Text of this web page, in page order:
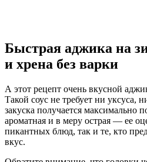
Быстрая аджика на
и хрена без варки
А этот рецепт очень вкусной
Такой соус не требует ни уксуса,
закуска получается максимально
ароматная и в меру острая — ее
пикантных блюд, так и те, кто
вкус.